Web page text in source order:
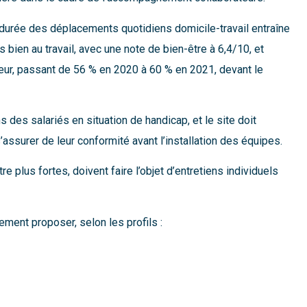
des déplacements quotidiens domicile-travail entraîne
au travail, avec une note de bien-être à 6,4/10, et
passant de 56 % en 2020 à 60 % en 2021, devant le
des salariés en situation de handicap, et le site doit
de leur conformité avant l’installation des équipes.
plus fortes, doivent faire l’objet d’entretiens individuels
proposer, selon les profils :